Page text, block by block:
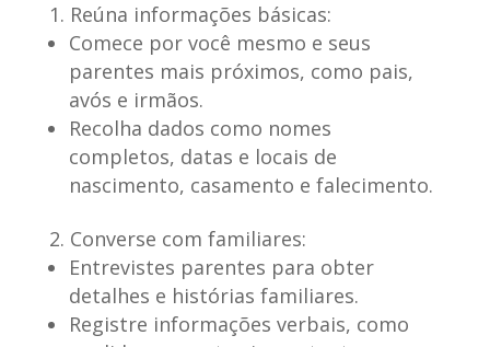
Reúna informações básicas:
Comece por você mesmo e seus
parentes mais próximos, como pais,
avós e irmãos.
Recolha dados como nomes
completos, datas e locais de
nascimento, casamento e falecimento.
Converse com familiares:
Entrevistes parentes para obter
detalhes e histórias familiares.
Registre informações verbais, como